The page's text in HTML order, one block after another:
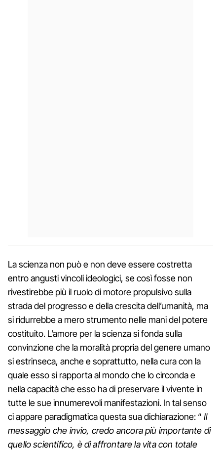
La scienza non può e non deve essere costretta
entro angusti vincoli ideologici, se così fosse non
rivestirebbe più il ruolo di motore propulsivo sulla
strada del progresso e della crescita dell’umanità, ma
si ridurrebbe a mero strumento nelle mani del potere
costituito. L’amore per la scienza si fonda sulla
convinzione che la moralità propria del genere umano
si estrinseca, anche e soprattutto, nella cura con la
quale esso si rapporta al mondo che lo circonda e
nella capacità che esso ha di preservare il vivente in
tutte le sue innumerevoli manifestazioni. In tal senso
ci appare paradigmatica questa sua dichiarazione: “ Il
messaggio che invio, credo ancora più importante di
quello scientifico, è di affrontare la vita con totale